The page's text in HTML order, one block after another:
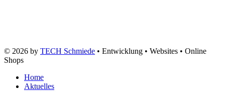
© 2026 by TECH Schmiede • Entwicklung • Websites • Online
Shops
Home
Aktuelles